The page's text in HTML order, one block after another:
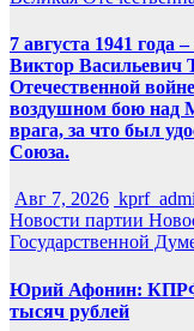
7 августа 1941 года
Виктор Васильевич
Отечественной
воздушном бою над
врага, за что был
Союза.
Авг 7, 2026
Новости партии
Государственной
Юрий Афонин: КПРФ
тысяч рублей